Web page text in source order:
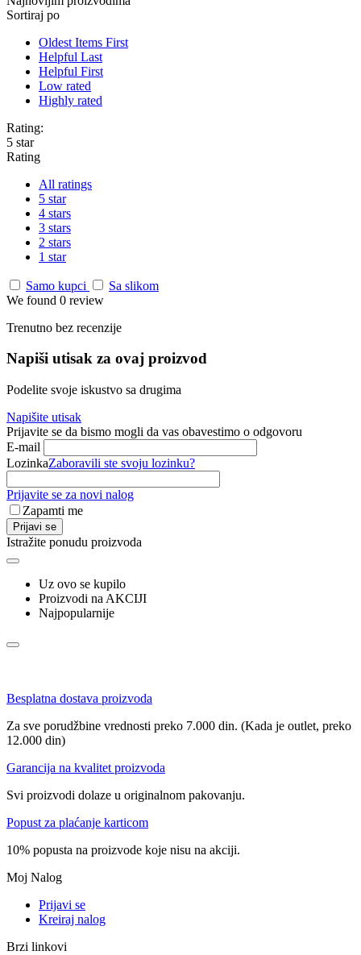
Sortiraj po
Oldest Items First
Helpful Last
Helpful First
Low rated
Highly rated
Rating:
5 star
Rating
All ratings
5 star
4 stars
3 stars
2 stars
1 star
Samo kupci
Sa slikom
We found 0 review
Trenutno bez recenzije
Napiši utisak za ovaj proizvod
Podelite svoje iskustvo sa drugima
Napišite utisak
Prijavite se da bismo mogli da vas obavestimo o odgovoru
E-mail
LozinkaZaboravili ste svoju lozinku?
Prijavite se za novi nalog
Zapamti me
Prijavi se
Istražite ponudu proizvoda
Uz ovo se kupilo
Proizvodi na AKCIJI
Najpopularnije
Besplatna dostava proizvoda
Za sve porudžbine vrednosti preko 7.000 din. (Kada je outlet, preko
12.000 din)
Garancija na kvalitet proizvoda
Svi proizvodi dolaze u originalnom pakovanju.
Popust za plaćanje karticom
10% popusta na proizvode koje nisu na akciji.
Moj Nalog
Prijavi se
Kreiraj nalog
Brzi linkovi